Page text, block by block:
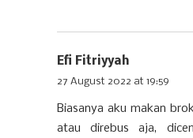
Efi Fitriyyah
27 August 2022 at 19:59
Biasanya aku makan
atau direbus aja,